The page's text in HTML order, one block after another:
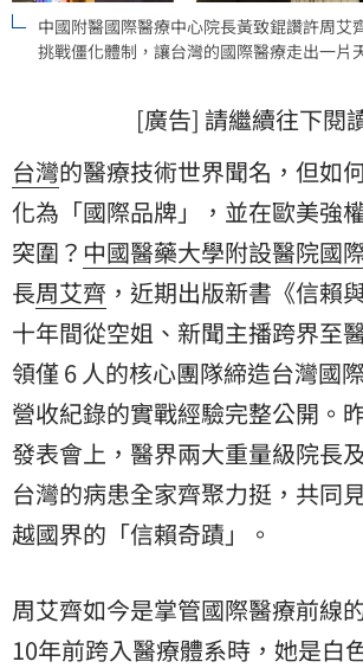
中國附醫國際醫療中心院長黃致錕讚許周艾
挑戰僵化體制，讓台灣的國際醫療走出一片
[廣告] 請繼續往下閱
台灣的醫療技術世界聞名，但如
化為「國際品牌」，並在歐美強
突圍？ 中國醫藥大學附設醫院國
長周艾齊 ，近期出版新書《信賴
十年間從空姐、新聞主播跨界至
領僅 6 人的核心團隊締造台灣國
營收紀錄的實戰經驗完整公開。
發表會上，醫界兩大重量級院長
台灣的病患全家齊聚力挺，共同
越國界的「信賴奇蹟」。
周艾齊如今是掌管國際醫療前線
10年前跨入醫療體系時，她是白